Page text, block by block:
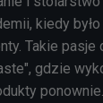
kiedy
Takie pasje
gdzie